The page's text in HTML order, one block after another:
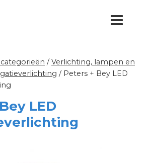
/ Verlichting, lampen en
/ Peters + Bey LED
LED